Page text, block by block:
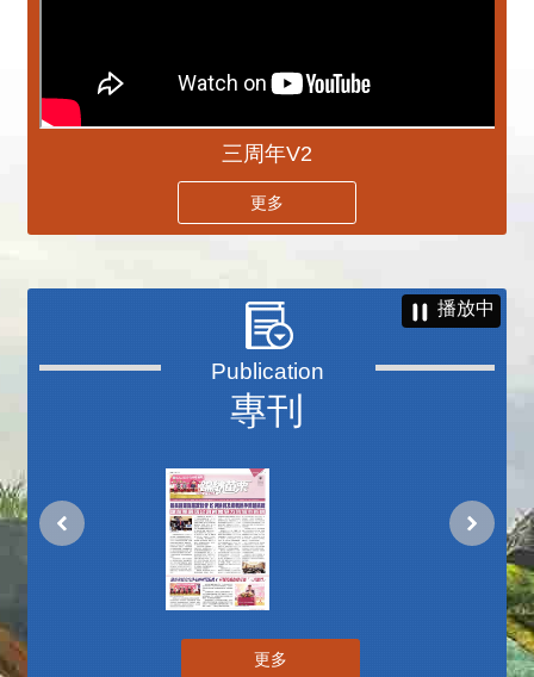
三周年V2
更多
專刊
播放中
更多